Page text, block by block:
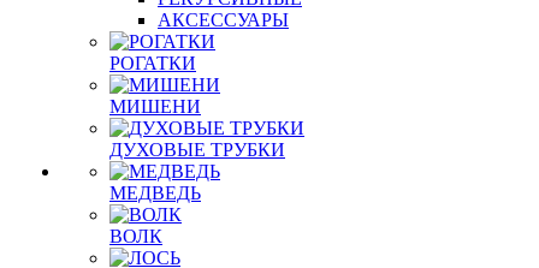
АКСЕССУАРЫ
РОГАТКИ
МИШЕНИ
ДУХОВЫЕ ТРУБКИ
МЕДВЕДЬ
ВОЛК